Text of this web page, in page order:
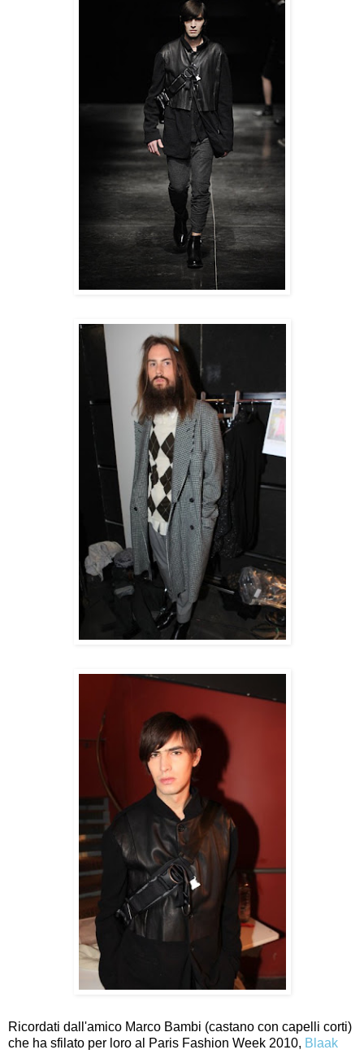
Ricordati dall'amico Marco Bambi (castano con capelli corti)
che ha sfilato per loro al Paris Fashion Week 2010, Blaak